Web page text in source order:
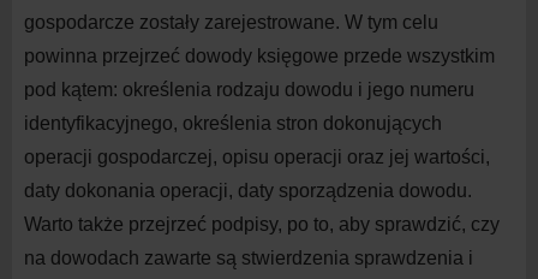
gospodarcze zostały zarejestrowane. W tym celu
powinna przejrzeć dowody księgowe przede wszystkim
pod kątem: określenia rodzaju dowodu i jego numeru
identyfikacyjnego, określenia stron dokonujących
operacji gospodarczej, opisu operacji oraz jej wartości,
daty dokonania operacji, daty sporządzenia dowodu.
Warto także przejrzeć podpisy, po to, aby sprawdzić, czy
na dowodach zawarte są stwierdzenia sprawdzenia i